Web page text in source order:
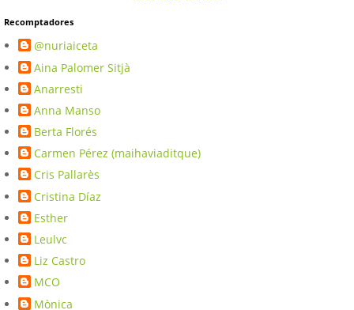
Recomptadores
@nuriaiceta
Aina Palomer Sitjà
Anarresti
Anna Manso
Berta Florés
Carmen Pérez (maihaviaditque)
Cris Pallarès
Cristina Díaz
Esther
Leulvc
Liz Castro
MCO
Mònica